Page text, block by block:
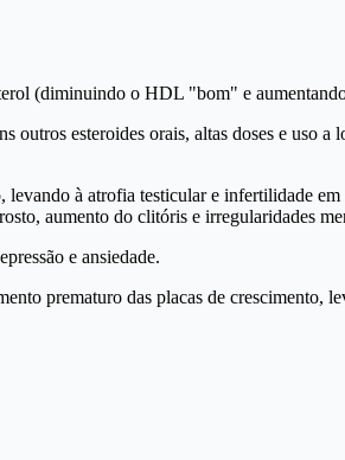
(diminuindo o HDL "bom" e
outros esteroides orais, altas doses e uso
levando à atrofia testicular e infertilidade
aumento do clitóris e irregularidades
e ansiedade.
prematuro das placas de crescimento,